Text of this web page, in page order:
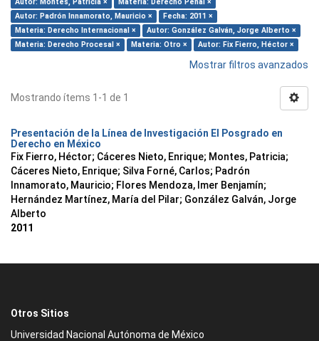
Autor: Padrón Innamorato, Mauricio ×
Fecha: 2011 ×
Materia: Derecho Internacional ×
Autor: González Galván, Jorge Alberto ×
Materia: Derecho Procesal ×
Materia: Otro × Autor: Fix Fierro, Héctor ×
Mostrar filtros avanzados
Mostrando ítems 1-1 de 1
Presentación de la Línea de Investigación El Posgrado en
Derecho en México
Fix Fierro, Héctor; Cáceres Nieto, Enrique; Montes, Patricia;
Cáceres Nieto, Enrique; Silva Forné, Carlos; Padrón
Innamorato, Mauricio; Flores Mendoza, Imer Benjamín;
Hernández Martínez, María del Pilar; González Galván, Jorge
Alberto
2011
Otros Sitios
Universidad Nacional Autónoma de México